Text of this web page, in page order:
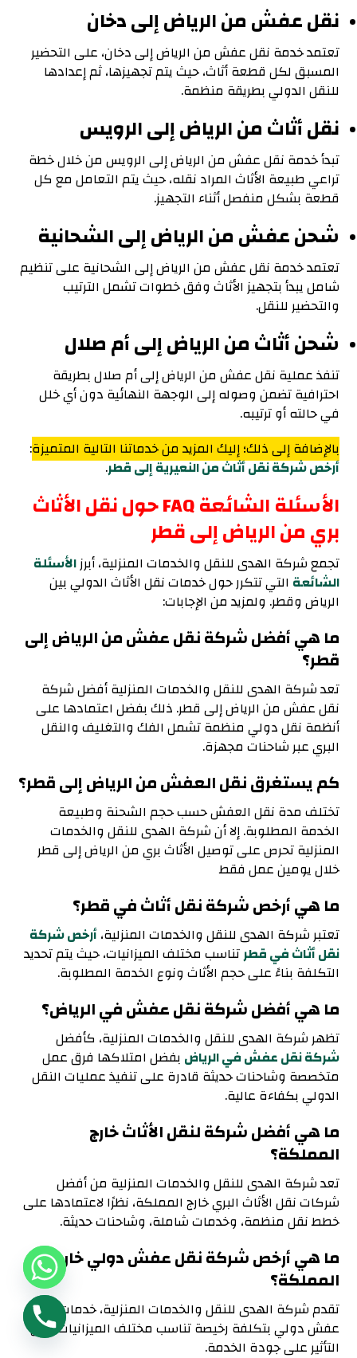
نقل عفش من الرياض إلى دخان
تعتمد خدمة نقل عفش من الرياض إلى دخان، على التحضير
المسبق لكل قطعة أثاث، حيث يتم تجهيزها، ثم إعدادها
للنقل الدولي بطريقة منظمة.
نقل أثاث من الرياض إلى الرويس
تبدأ خدمة نقل عفش من الرياض إلى الرويس من خلال خطة
تراعي طبيعة الأثاث المراد نقله، حيث يتم التعامل مع كل
قطعة بشكل منفصل أثناء التجهيز.
شحن عفش من الرياض إلى الشحانية
تعتمد خدمة نقل عفش من الرياض إلى الشحانية على تنظيم
شامل يبدأ بتجهيز الأثاث وفق خطوات تشمل الترتيب
والتحضير للنقل.
شحن أثاث من الرياض إلى أم صلال
تنفذ عملية نقل عفش من الرياض إلى أم صلال بطريقة
احترافية تضمن وصوله إلى الوجهة النهائية دون أي خلل
في حالته أو ترتيبه.
بالإضافة إلى ذلك؛ إليك المزيد من خدماتنا التالية المتميزة:
أرخص شركة نقل أثاث من النعيرية إلى قطر.
الأسئلة الشائعة FAQ حول نقل الأثاث
بري من الرياض إلى قطر
تجمع شركة الهدى للنقل والخدمات المنزلية، أبرزالأسئلة
الشائعة التي تتكرر حول خدمات نقل الأثاث الدولي بين
الرياض وقطر. ولمزيد من الإجابات:
ما هي أفضل شركة نقل عفش من الرياض إلى
قطر؟
تعد شركة الهدى للنقل والخدمات المنزلية أفضل شركة
نقل عفش من الرياض إلى قطر. ذلك بفضل اعتمادها على
أنظمة نقل دولي منظمة تشمل الفك والتغليف والنقل
البري عبر شاحنات مجهزة.
كم يستغرق نقل العفش من الرياض إلى قطر؟
تختلف مدة نقل العفش حسب حجم الشحنة وطبيعة
الخدمة المطلوبة. إلا أن شركة الهدى للنقل والخدمات
المنزلية تحرص على توصيل الأثاث بري من الرياض إلى قطر
خلال يومين عمل فقط
ما هي أرخص شركة نقل أثاث في قطر؟
تعتبر شركة الهدى للنقل والخدمات المنزلية،أرخص شركة
نقل أثاث في قطرتناسب مختلف الميزانيات، حيث يتم تحديد
التكلفة بناءً على حجم الأثاث ونوع الخدمة المطلوبة.
ما هي أفضل شركة نقل عفش في الرياض؟
تظهر شركة الهدى للنقل والخدمات المنزلية، كأفضل
شركة نقل عفش في الرياض بفضل امتلاكها فرق عمل
متخصصة وشاحنات حديثة قادرة على تنفيذ عمليات النقل
الدولي بكفاءة عالية.
ما هي أفضل شركة لنقل الأثاث خارج
المملكة؟
تعد شركة الهدى للنقل والخدمات المنزلية من أفضل
شركات نقل الأثاث البري خارج المملكة، نظرًا لاعتمادها على
خطط نقل منظمة، وخدمات شاملة، وشاحنات حديثة.
ما هي أرخص شركة نقل عفش دولي خارج
المملكة؟
تقدم شركة الهدى للنقل والخدمات المنزلية، خدمات نقل
عفش دولي بتكلفة رخيصة تناسب مختلف الميزانيات دون
التأثير على جودة الخدمة.